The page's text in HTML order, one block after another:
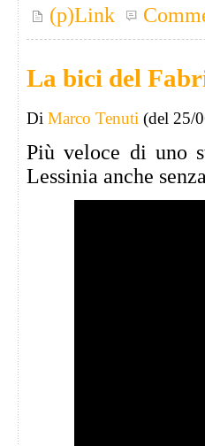
(p)Link
La bici del
Di Marco Tenuti (del 25/
Più veloce di uno
Lessinia anche